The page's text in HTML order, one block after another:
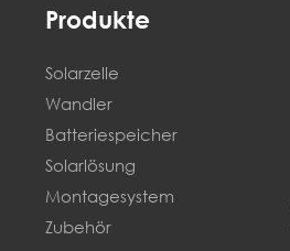
Produkte
Solarzelle
Wandler
Batteriespeicher
Solarlösung
Montagesystem
Zubehör